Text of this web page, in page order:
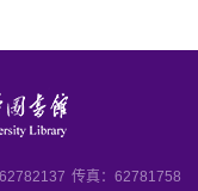
传真：62781758